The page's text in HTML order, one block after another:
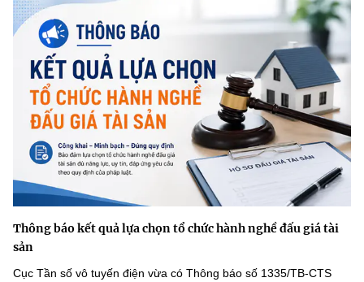
Thông báo kết quả lựa chọn tổ chức hành nghề đấu giá tài
sản
Cục Tần số vô tuyến điện vừa có Thông báo số 1335/TB-CTS